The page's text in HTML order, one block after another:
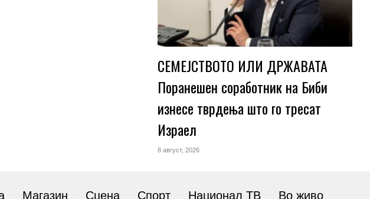
СЕМЕЈСТВОТО ИЛИ ДРЖАВАТА
Поранешен соработник на Биби
изнесе тврдења што го тресат
Израел
8 август, 2026
Магазин Сцена Спорт Национал ТВ Во живо